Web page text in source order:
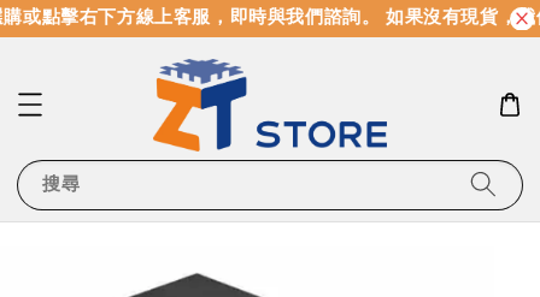
點擊右下方線上客服，即時與我們諮詢。 如果沒有現貨，我
搜尋